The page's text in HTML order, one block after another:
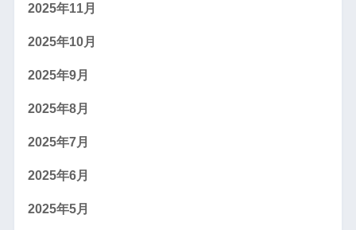
2025年11月
2025年10月
2025年9月
2025年8月
2025年7月
2025年6月
2025年5月